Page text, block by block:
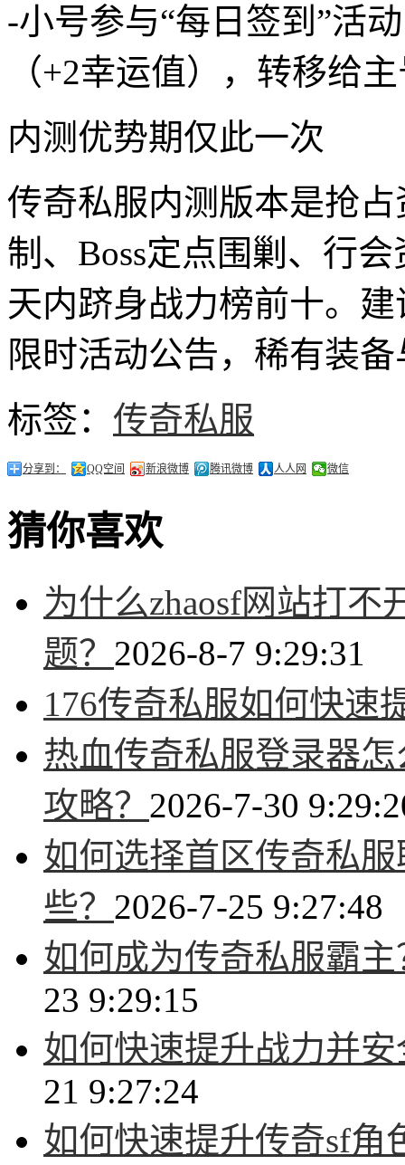
-小号参与“每日签到”活
（+2幸运值），转移给
内测优势期仅此一次
传奇私服内测版本是抢
制、Boss定点围剿、行
天内跻身战力榜前十。
限时活动公告，稀有装
标签： 传奇私服
分享到： QQ空间 新浪微博 腾讯微博 人人网 微信
猜你喜欢
为什么zhaosf网站打
题？ 2026-8-7 9:29:31
176传奇私服如何快速
热血传奇私服登录器
攻略？ 2026-7-30
如何选择首区传奇私
些？ 2026-7-25 9:27:48
如何成为传奇私服霸
23 9:29:15
如何快速提升战力并
21 9:27:24
如何快速提升传奇sf角